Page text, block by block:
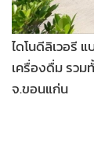
• ท่องเที่ยว
• กีฬา
• ต่างประเทศ
• Special Scoop
ไดโนดีลิเวอรี
เครื่องดื่ม รว
จ.ขอนแก่น